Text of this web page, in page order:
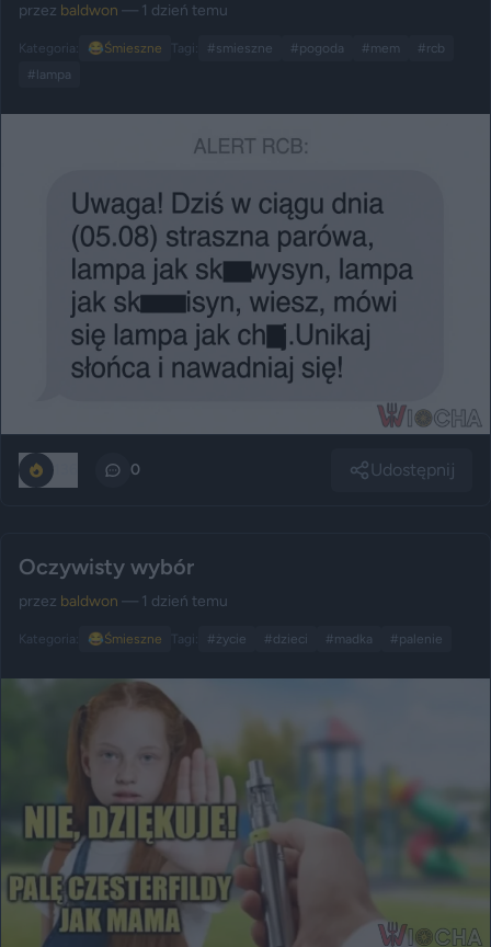
przez baldwon — 1 dzień temu
Kategoria: 😂Śmieszne Tagi: #smieszne #pogoda #mem
#rcb
#lampa
0 Udostępnij
Oczywisty wybór
przez baldwon — 1 dzień temu
Kategoria: 😂Śmieszne Tagi: #życie #dzieci #madka #palenie